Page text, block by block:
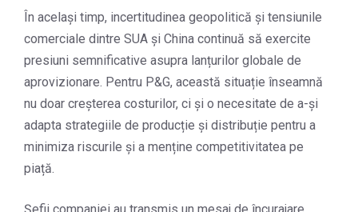
În același timp, incertitudinea geopolitică și tensiunile
comerciale dintre SUA și China continuă să exercite
presiuni semnificative asupra lanțurilor globale de
aprovizionare. Pentru P&G, această situație înseamnă
nu doar creșterea costurilor, ci și o necesitate de a-și
adapta strategiile de producție și distribuție pentru a
minimiza riscurile și a menține competitivitatea pe
piață.
Șefii companiei au transmis un mesaj de încurajare